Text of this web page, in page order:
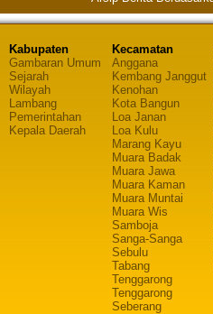
Kabupaten
Gambaran Umum
Sejarah
Wilayah
Lambang
Pemerintahan
Kepala Daerah
Kecamatan
Anggana
Kembang Janggut
Kenohan
Kota Bangun
Loa Janan
Loa Kulu
Marang Kayu
Muara Badak
Muara Jawa
Muara Kaman
Muara Muntai
Muara Wis
Samboja
Sanga-Sanga
Sebulu
Tabang
Tenggarong
Tenggarong
Seberang